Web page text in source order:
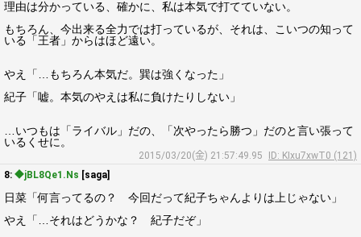
理由は分かっている、確かに、私は本気で打てていない。
もちろん、今出来る全力では打っているが、それは、こいつの知って
いる「王者」からはほど遠い。
やえ「…もちろん本気だ。巽は強くなった」
紀子「嘘。本気のやえは私に負けたりしない」
…いつもは「ライバル」だの、「次やったら勝つ」だのと言い張って
いるくせに。
2015/03/20(金) 21:57:49.95
ID: KIxu7xwT0 (121)
8: ◆jBL8Qe1.Ns [saga]
日菜「何言ってるの？ 今回だって紀子ちゃんよりは上じゃない」
やえ「…それはどうかな？ 紀子だぞ」